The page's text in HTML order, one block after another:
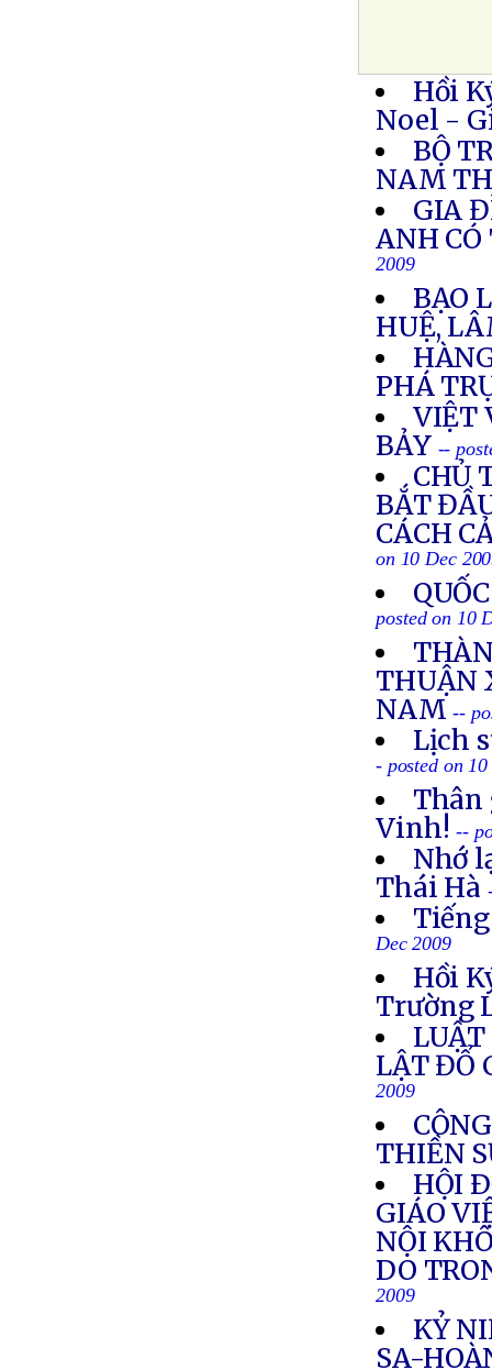
Hồi
Noel -
BỘ
NAM
GIA
ANH
2009
BẠO
HUỆ,
PHÁ
VIỆT
BẢY --
CHỦ
BẮT
CÁCH
on 10 Dec
posted on 10
THUẬN
NAM--
Lịch
- posted on
Thân
Vinh! --
Nhớ
Thái Hà
Dec 2009
Hồi
Trường
LẬT ĐỔ
2009
THIỀN
HỘI
GIÁO
NỘI
DO
2009
KỶ
SA-